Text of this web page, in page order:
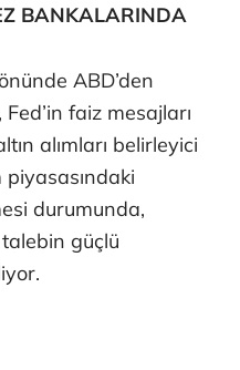
BANKALARINDA
ABD’den
faiz mesajları
alımları belirleyici
durumunda,
güçlü